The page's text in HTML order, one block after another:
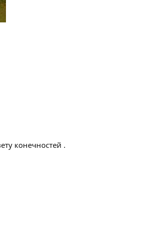
конечностей .